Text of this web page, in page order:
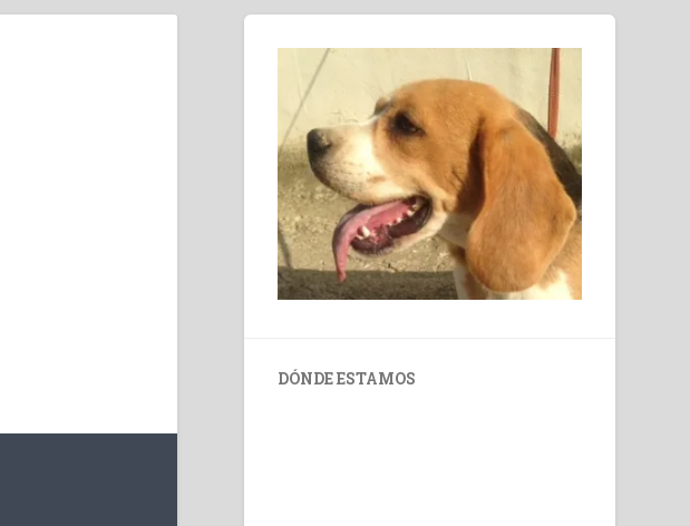
DÓNDE ESTAMOS